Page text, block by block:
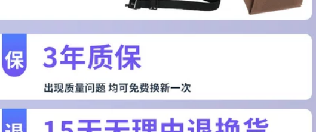
199,000
Kính bảo hộ thợ hàn
chuyên dụng hàn
kính chống lóa
chống cận mắt kính
kính hàn tự động
Tự động làm mờ
kính hàn thợ hàn